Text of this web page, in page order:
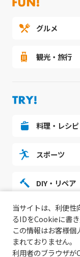
グルメ
観光・旅行
料理・レシピ
スポーツ
DIY・リペア
勉強・スタ
当サイトは、利便
るIDをCookieに書き
この情報はお客様
まれておりません。
利用者のブラウザ